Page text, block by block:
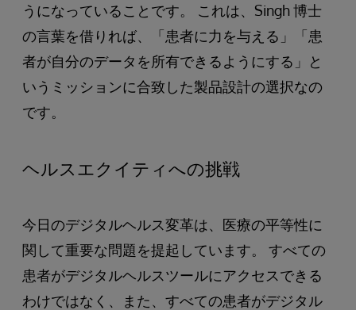
うになっていることです。 これは、Singh 博士
の言葉を借りれば、「患者に力を与える」「患
者が自分のデータを所有できるようにする」と
いうミッションに合致した製品設計の選択なの
です。
ヘルスエクイティへの挑戦
今日のデジタルヘルス変革は、医療の平等性に
関して重要な問題を提起しています。 すべての
患者がデジタルヘルスツールにアクセスできる
わけではなく、また、すべての患者がデジタル